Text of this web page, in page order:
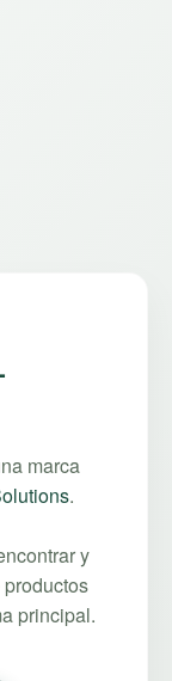
marca
.
y
principal.